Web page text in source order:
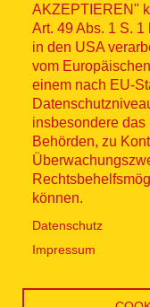
AKZEPTIEREN"
Art. 49 Abs. 1 S.
in den USA
vom
einem nach EU-
insbesondere
Behörden, zu
können.
Datenschutz
Impressum
Datenschutz
Kontakt
Lieferkette
Widerruf
Social Media